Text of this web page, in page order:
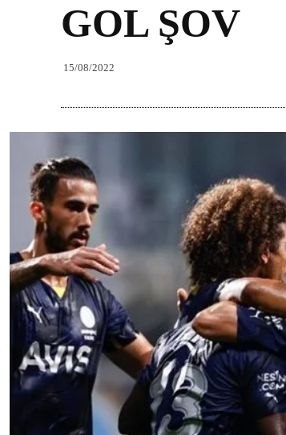
GOL ŞOV
15/08/2022